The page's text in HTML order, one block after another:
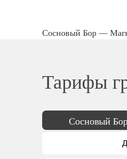
Сосновый Бор —
Тарифы
Сосновый